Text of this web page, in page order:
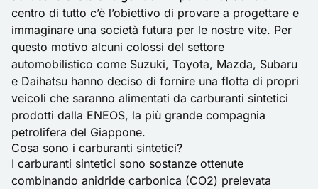
centro di tutto c’è l’obiettivo di provare a progettare e
immaginare una società futura per le nostre vite. Per
questo motivo alcuni colossi del settore
automobilistico come Suzuki, Toyota, Mazda, Subaru
e Daihatsu hanno deciso di fornire una flotta di propri
veicoli che saranno alimentati da carburanti sintetici
prodotti dalla ENEOS, la più grande compagnia
petrolifera del Giappone.
Cosa sono i carburanti sintetici?
I carburanti sintetici sono sostanze ottenute
combinando anidride carbonica (CO2) prelevata